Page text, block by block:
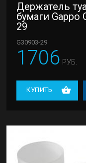
Держатель
бумаги Gappo
29
G30903-29
1706 РУБ.
КУПИТЬ